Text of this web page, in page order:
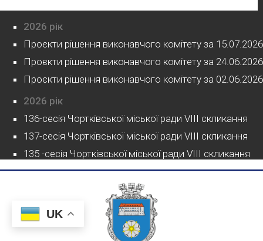
2026 рік
Проєкти рішення виконавчого комітету за 15.07.2026
Проєкти рішення виконавчого комітету за 24.06.2026
Проєкти рішення виконавчого комітету за 02.06.2026
2026 рік
136-сесія Чортківської міської ради VIII скликання
137-сесія Чортківської міської ради VIII скликання
135 -сесія Чортківської міської ради VIII скликання
UK